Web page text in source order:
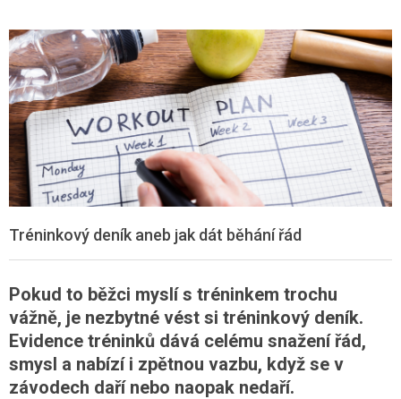
Tréninkový deník aneb jak dát běhání řád
Pokud to běžci myslí s tréninkem trochu
vážně, je nezbytné vést si tréninkový deník.
Evidence tréninků dává celému snažení řád,
smysl a nabízí i zpětnou vazbu, když se v
závodech daří nebo naopak nedaří.